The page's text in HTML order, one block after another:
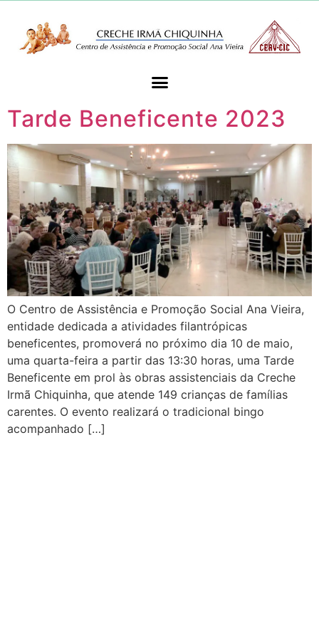
Tarde Beneficente 2023
O Centro de Assistência e Promoção Social Ana Vieira,
entidade dedicada a atividades filantrópicas
beneficentes, promoverá no próximo dia 10 de maio,
uma quarta-feira a partir das 13:30 horas, uma Tarde
Beneficente em prol às obras assistenciais da Creche
Irmã Chiquinha, que atende 149 crianças de famílias
carentes. O evento realizará o tradicional bingo
acompanhado […]